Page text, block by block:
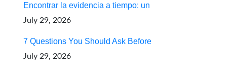
Encontrar la evidencia a tiempo: un
July 29, 2026
7 Questions You Should Ask Before
July 29, 2026